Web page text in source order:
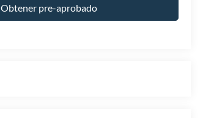
Obtener pre-aprobado